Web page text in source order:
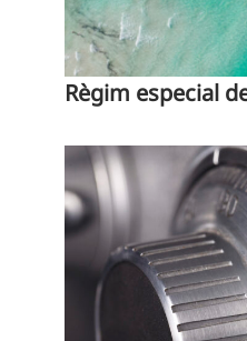
Règim especial